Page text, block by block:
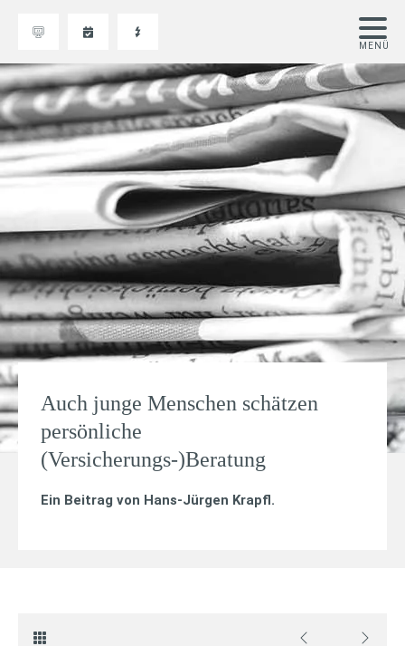
Auch junge Menschen schätzen
persönliche
(Versicherungs-)Beratung
Ein Beitrag von Hans-Jürgen Krapfl.